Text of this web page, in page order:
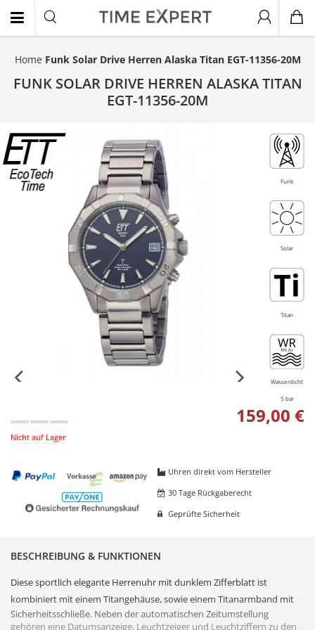
Home Funk Solar Drive Herren Alaska Titan EGT-11356-20M
FUNK SOLAR DRIVE HERREN ALASKA TITAN
EGT-11356-20M
Funk
Solar
Titan
Wasserdicht
5 bar
159,00 €
Nicht auf Lager
Uhren direkt vom Hersteller
30 Tage Rückgaberecht
Geprüfte Sicherheit
BESCHREIBUNG & FUNKTIONEN
Diese sportlich elegante Herrenuhr mit dunklem Zifferblatt ist
kombiniert mit einem Titangehäuse, sowie einem Titanarmband mit
Sicherheitsschließe. Neben der automatischen Zeitumstellung
gehören eine Datumsanzeige, Leuchtzeiger und Leuchtziffern zu den